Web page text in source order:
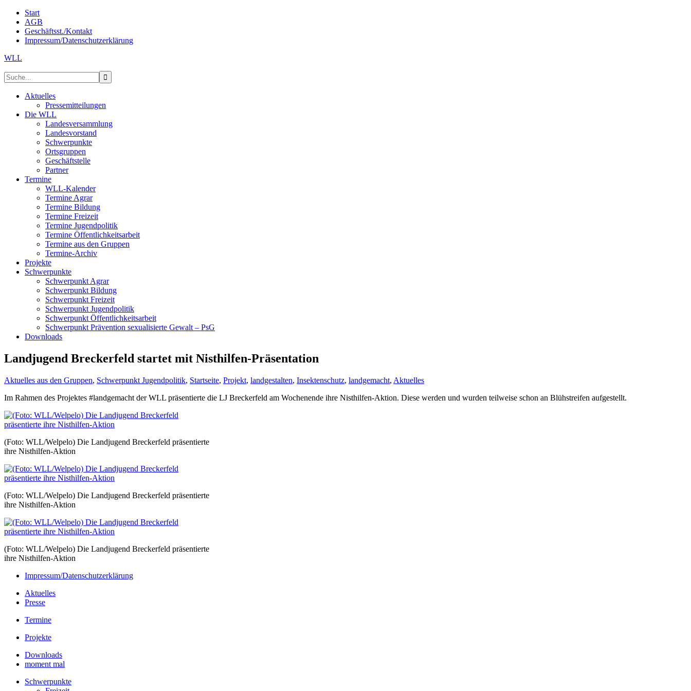
Start
AGB
Geschäftsst./Kontakt
Impressum/Datenschutzerklärung
WLL
Aktuelles
Pressemitteilungen
Die WLL
Landesversammlung
Landesvorstand
Schwerpunkte
Ortsgruppen
Geschäftstelle
Partner
Termine
WLL-Kalender
Termine Agrar
Termine Bildung
Termine Freizeit
Termine Jugendpolitik
Termine Öffentlichkeitsarbeit
Termine aus den Gruppen
Termine-Archiv
Projekte
Schwerpunkte
Schwerpunkt Agrar
Schwerpunkt Bildung
Schwerpunkt Freizeit
Schwerpunkt Jugendpolitik
Schwerpunkt Öffentlichkeitsarbeit
Schwerpunkt Prävention sexualisierte Gewalt – PsG
Downloads
Landjugend Breckerfeld startet mit Nisthilfen-Präsentation
Aktuelles aus den Gruppen, Schwerpunkt Jugendpolitik, Startseite, Projekt, landgestalten, Insektenschutz, landgemacht, Aktuelles
Im Rahmen des Projektes #landgemacht der WLL präsentierte die LJ Breckerfeld am Wochenende ihre Nisthilfen-Aktion. Diese werden und wurden teilweise schon an Blühstreifen aufgestellt.
(Foto: WLL/Welpelo) Die Landjugend Breckerfeld präsentierte
ihre Nisthilfen-Aktion
(Foto: WLL/Welpelo) Die Landjugend Breckerfeld präsentierte
ihre Nisthilfen-Aktion
(Foto: WLL/Welpelo) Die Landjugend Breckerfeld präsentierte
ihre Nisthilfen-Aktion
Impressum/Datenschutzerklärung
Aktuelles
Presse
Termine
Projekte
Downloads
moment mal
Schwerpunkte